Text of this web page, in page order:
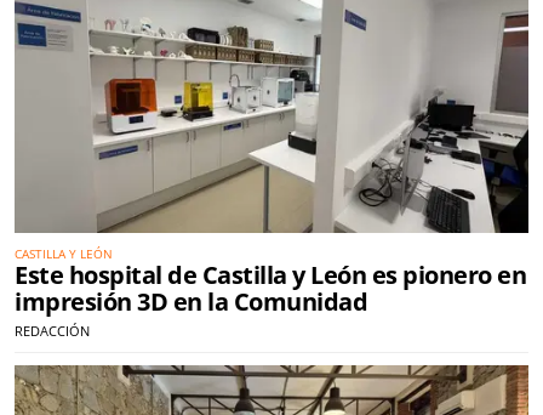
CASTILLA Y LEÓN
Este hospital de Castilla y León es pionero en
impresión 3D en la Comunidad
REDACCIÓN